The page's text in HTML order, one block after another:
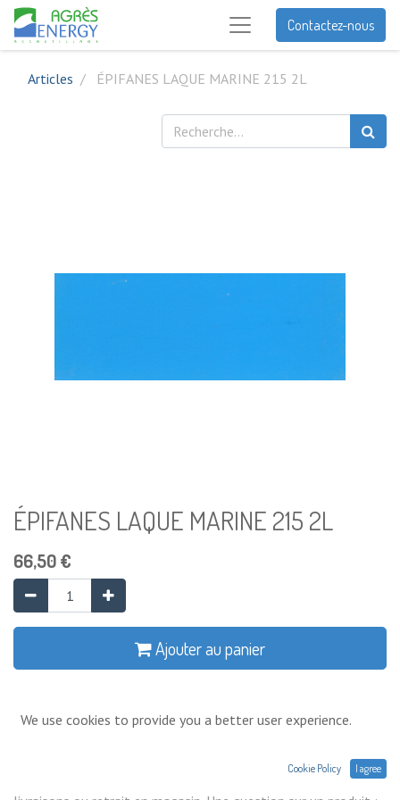
Contactez-nous
Articles ÉPIFANES LAQUE MARINE 215 2L
ÉPIFANES LAQUE MARINE 215 2L
66,50€
Ajouter au panier
Prix exprimés Hors TVA. Expéditions,
We use cookies to provide you a better user experience.
Cookie Policy I agree